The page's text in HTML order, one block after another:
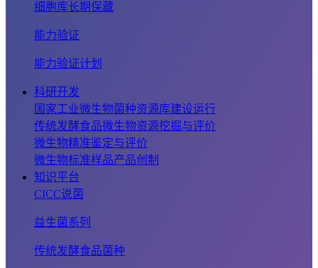
细胞库长期保藏
能力验证
能力验证计划
科研开发
国家工业微生物菌种资源库建设运行
传统发酵食品微生物资源挖掘与评价
微生物精准鉴定与评价
微生物标准样品产品创制
知识平台
CICC说菌
益生菌系列
传统发酵食品菌种